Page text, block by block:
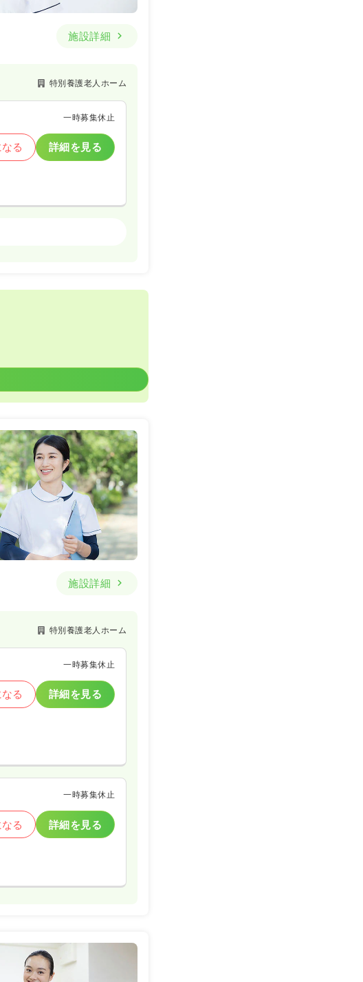
施設詳細
特別養護老人ホーム
一時募集休止
る 詳細を見る
る 詳細を見る
施設詳細
特別養護老人ホーム
一時募集休止
る 詳細を見る
一時募集休止
る 詳細を見る